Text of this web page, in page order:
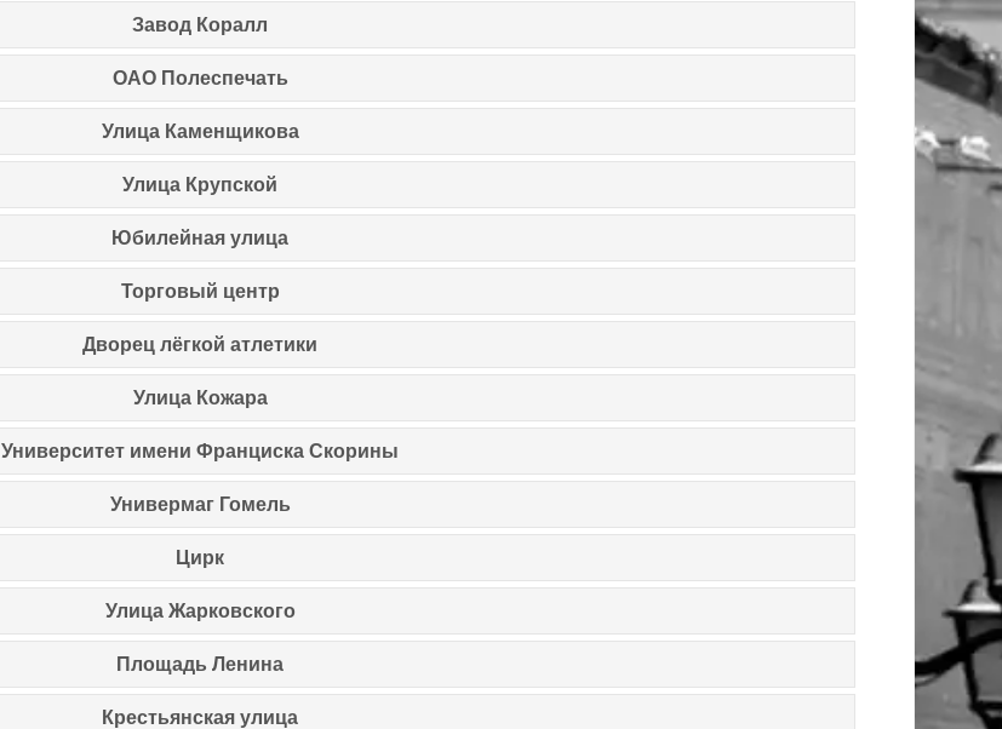
Завод Коралл
ОАО Полеспечать
Улица Каменщикова
Улица Крупской
Юбилейная улица
Торговый центр
Дворец лёгкой атлетики
Улица Кожара
Университет имени Франциска Скорины
Универмаг Гомель
Цирк
Улица Жарковского
Площадь Ленина
Крестьянская улица